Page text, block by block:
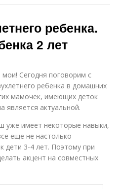
ребенка.
2 лет
Сегодня поговорим с
ребенка в домашних
мамочек, имеющих деток
является актуальной.
уже имеет некоторые навыки,
еще не настолько
дети 3-4 лет. Поэтому при
акцент на совместных